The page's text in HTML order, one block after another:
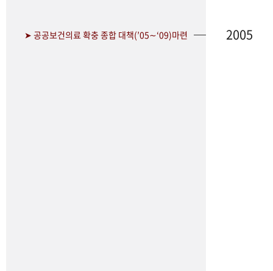
➤ 공공보건의료 확충 종합 대책(’05∼‘09)마련 2005